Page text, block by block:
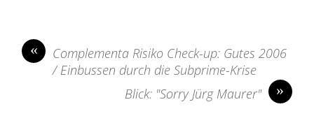
«
Complementa Risiko Check-up: Gutes 2006
/ Einbussen durch die Subprime-Krise
»
Blick: "Sorry Jürg Maurer"